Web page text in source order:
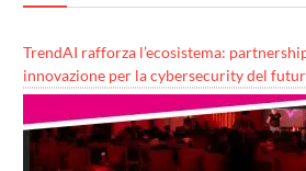
TrendAI rafforza l’ecosistema:
innovazione per la cybersecurity del